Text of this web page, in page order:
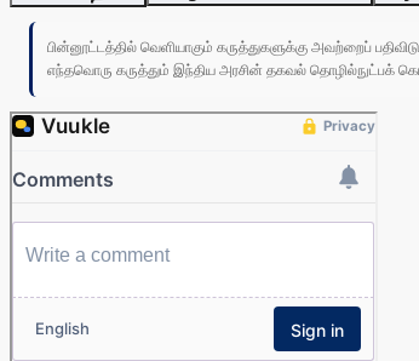
பின்னூட்டத்தில் வெளியாகும் கருத்துகளுக்கு அவற்றைப்
எந்தவொரு கருத்தும் இந்திய அரசின் தகவல் தொழில்நுட்பக்